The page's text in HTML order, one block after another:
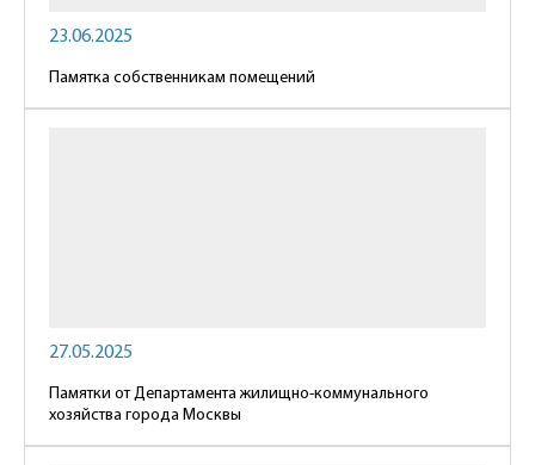
23.06.2025
Памятка собственникам помещений
27.05.2025
Памятки от Департамента жилищно-коммунального
хозяйства города Москвы